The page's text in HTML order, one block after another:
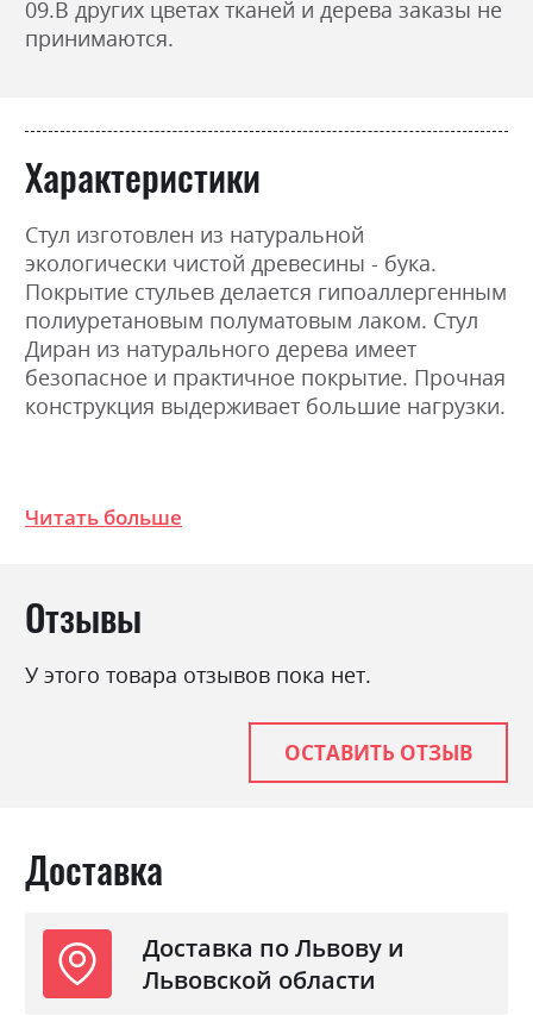
09.В других цветах тканей и дерева заказы не
принимаются.
Характеристики
Стул изготовлен из натуральной
экологически чистой древесины - бука.
Покрытие стульев делается гипоаллергенным
полиуретановым полуматовым лаком. Стул
Диран из натурального дерева имеет
безопасное и практичное покрытие. Прочная
конструкция выдерживает большие нагрузки.
Цвет (Фасад):
замовлення
модерн, ретро
дерево масив бука
Читать больше
Отзывы
У этого товара отзывов пока нет.
ОСТАВИТЬ ОТЗЫВ
Доставка
Доставка по Львову и
Львовской области